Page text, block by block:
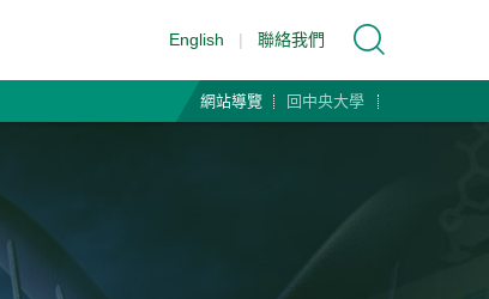
English | 聯絡我們
網站導覽 回中央大學